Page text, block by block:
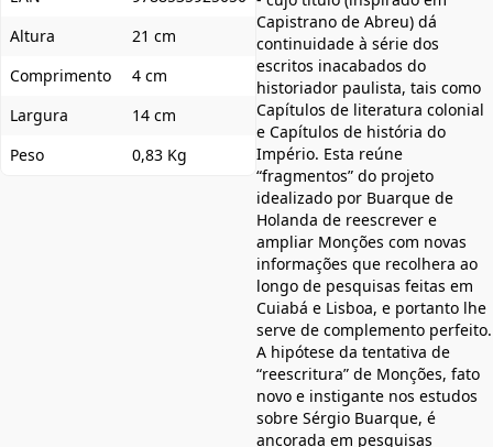
Altura
21 cm
Comprimento
4 cm
Largura
14 cm
Peso
0,83 Kg
Capistrano de Abreu) dá
continuidade à série dos
escritos inacabados do
historiador paulista, tais como
Capítulos de literatura colonial
e Capítulos de história do
Império. Esta reúne
“fragmentos” do projeto
idealizado por Buarque de
Holanda de reescrever e
ampliar Monções com novas
informações que recolhera ao
longo de pesquisas feitas em
Cuiabá e Lisboa, e portanto lhe
serve de complemento perfeito.
A hipótese da tentativa de
“reescritura” de Monções, fato
novo e instigante nos estudos
sobre Sérgio Buarque, é
ancorada em pesquisas